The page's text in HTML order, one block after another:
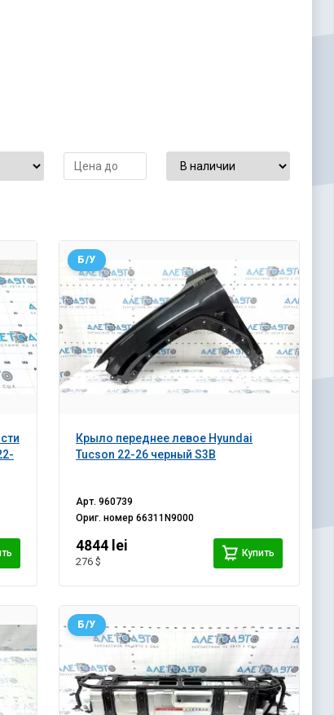
Крыло переднее левое Hyundai
Tucson 22-26 черный S3B
Б/У
Арт.960739
Ориг. номер66311N9000
4844 lei
276 $
Купить
Б/У